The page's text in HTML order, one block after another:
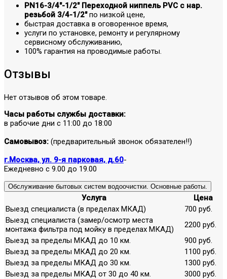
PN16-3/4"-1/2" Переходной ниппель PVC c нар.
резьбой 3/4-1/2"по низкой цене,
быстрая доставка в оговоренное время,
услуги по установке, ремонту и регулярному
сервисному обслуживанию,
100% гарантия на проводимые работы.
Отзывы
Нет отзывов об этом товаре.
Часы работы службы доставки:
в рабочие дни с 11:00 до 18:00
Самовывоз: (предварительный звонок обязателен!!)
г.Москва, ул. 9-я парковая, д.60-
Ежедневно с 9.00 до 19.00
Обслуживание бытовых систем водоочистки. Основные работы.
Услуга
Цена
Выезд специалиста (в пределах МКАД)
700 руб.
Выезд специалиста (замер/осмотр места
монтажа фильтра под мойку в пределах МКАД)
2200 руб.
Выезд за пределы МКАД до 10 км.
900 руб.
Выезд за пределы МКАД до 20 км.
1100 руб.
Выезд за пределы МКАД до 30 км.
1300 руб.
Выезд за пределы МКАД от 30 до 40 км.
3000 руб.